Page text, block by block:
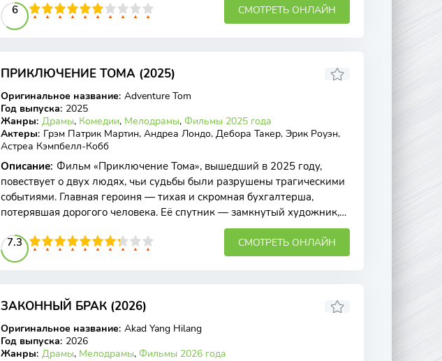
6
4 5 6 7 8 9 10 СМОТРЕТЬ ОНЛАЙН
ПРИКЛЮЧЕНИЕ ТОМА (2025)
Оригинальное название: Adventure Tom
Год выпуска: 2025
Жанры: Драмы, Комедии, Мелодрамы, Фильмы 2025 года
Актеры: Грэм Патрик Мартин, Андреа Лондо, Дебора Такер, Эрик Роуэн,
Астреа Кэмпбелл-Кобб
Описание: Фильм «Приключение Тома», вышедший в 2025 году,
повествует о двух людях, чьи судьбы были разрушены трагическими
событиями. Главная героиня — тихая и скромная бухгалтерша,
потерявшая дорогого человека. Её спутник — замкнутый художник,
7.3
4 5 6 7 8 9 10 СМОТРЕТЬ ОНЛАЙН
ЗАКОННЫЙ БРАК (2026)
Оригинальное название: Akad Yang Hilang
Год выпуска: 2026
Жанры: Драмы, Мелодрамы, Фильмы 2026 года